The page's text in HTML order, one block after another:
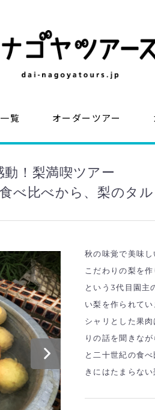
覧 オーダーツアー
！梨満喫ツアー
べ比べから、梨のタ
秋の味覚で美味
こだわりの梨を
という3代目園主
い梨を作られて
シャリとした果
りの話を聞きな
と二十世紀の食
きにはたまらな